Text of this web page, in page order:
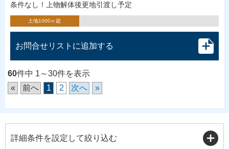
条件なし！上物解体後更地引渡し予定
土地1000㎡超
お問合せリストに追加する
60件中 1～30件を表示
«
前へ 1 2 次へ »
詳細条件を設定して絞り込む